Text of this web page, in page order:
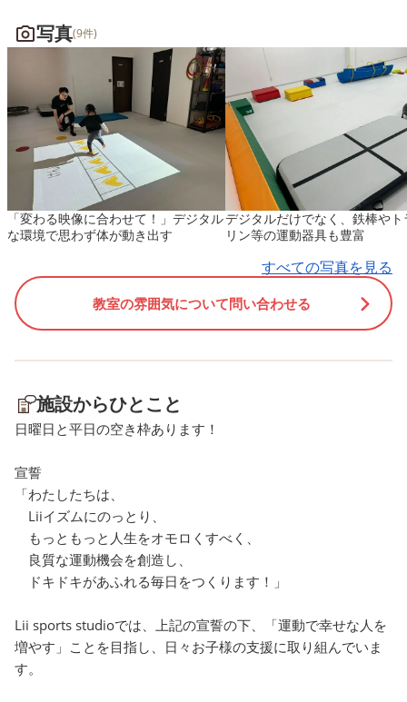
いと 思えるような場所を目指
していますよ🙆‍♀️ 全スタジ
オ・全コーチが同じ方針のも
と、支援をしています🍀 💓
Respect：人として対等に関
わります 信頼関係を築くこと
を一番大切にしております🌷
なので、一番最初にRespect
がきます 💓Ecological：個で
はなく環境にアプローチしま
す 見えている部分や個だけで
にしっかり目をむけ もっと運
動を楽しめる環境をつくって
います👀 💓Pump：バクバ
ク、ドキドキ、ワクワクをつ
上がる運動から、 目標にむけ
てチャレンジするドキドキタ
楽しむ運動遊びと、 幼児期に
必要な運動を全て届けていま
す🌸 💓Sports：好きなスポ
ーツを増やします 今夢中にな
れるスポーツから、 将来大人
になってから楽しめるスポー
供し、 お子様の「すき」を増
やします⚽️✨️ これらの頭の文
字を取って、 「REPS（レッ
いう3つの神経伝達物質
泌されます🪄 ・セロト
は、心身の安定やリラッ
に関することから、 幸せ
モンとも呼ばれていま
ノルアドレナリンは、恐
怒りなどのストレスを感
時に 分泌されるホルモン
⚡️ ・ドーパミンは、意欲
楽、学習、運動調節に深
わり、 やる気ホルモンと
ばれます🔥 この3つの神
達物質が分泌されること
ストレス解消やリフレッ
くなります🎵 運動後は
運動をするのがオススメ
っきりした気持ちで過ご
とができます🌼 スポー
写真(9件)
「変わる映像に合わせて！」デジタル
な環境で思わず体が動き出す
デジタルだけでなく、鉄棒やト
リン等の運動器具も豊富
すべての写真を見る
教室の雰囲気について問い合わせる
施設からひとこと
日曜日と平日の空き枠あります！
宣誓
「わたしたちは、
Liiイズムにのっとり、
もっともっと人生をオモロくすべく、
良質な運動機会を創造し、
ドキドキがあふれる毎日をつくります！」
Lii sports studioでは、上記の宣誓の下、「運動で幸せな人を
増やす」ことを目指し、日々お子様の支援に取り組んでいま
す。